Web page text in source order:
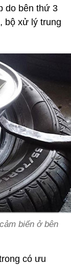
do bên thứ 3
bộ xử lý trung
biến ở bên
có ưu